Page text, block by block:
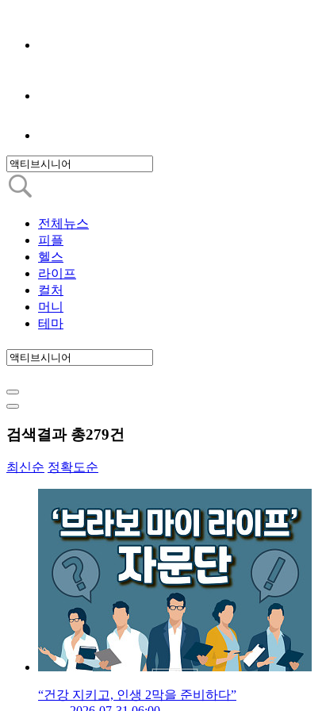
전체뉴스
피플
헬스
라이프
컬처
머니
테마
검색결과 총279건
최신순 정확도순
“건강 지키고, 인생 2막을 준비하다”